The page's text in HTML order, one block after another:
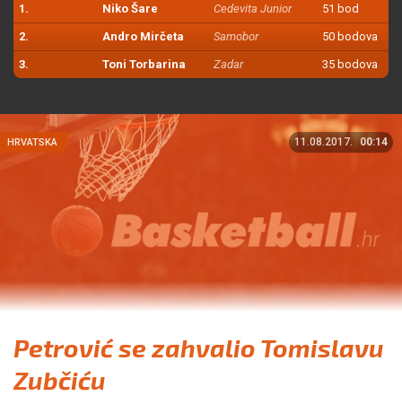
1. Niko Šare Cedevita Junior 51 bod
2. Andro Mirčeta Samobor 50 bodova
3. Toni Torbarina Zadar 35 bodova
HRVATSKA 11.08.2017. 00:14
Petrović se zahvalio Tomislavu
Zubčiću